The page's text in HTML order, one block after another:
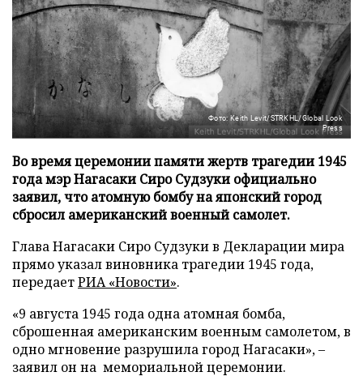
Фото: Keith Levit/STRKHL/Global Look
Press
Во время церемонии памяти жертв трагедии 1945
года мэр Нагасаки Сиро Судзуки официально
заявил, что атомную бомбу на японский город
сбросил американский военный самолет.
Глава Нагасаки Сиро Судзуки в Декларации мира
прямо указал виновника трагедии 1945 года,
передаетРИА «Новости».
«9 августа 1945 года одна атомная бомба,
сброшенная американским военным самолетом, в
одно мгновение разрушила город Нагасаки», –
заявил он на мемориальной церемонии.